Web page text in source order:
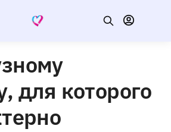
для которого